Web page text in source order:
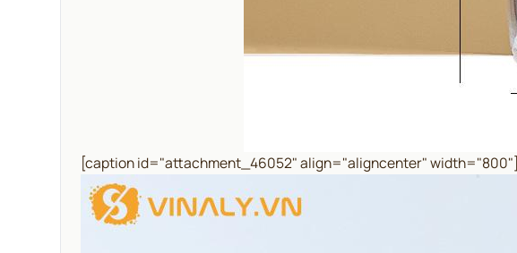
[caption id="attachment_46052" align="aligncenter" width="800"]